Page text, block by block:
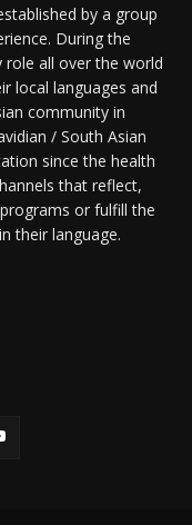
by a group
During the
role all over the world
local languages and
community in
/ South Asian
since the health
that reflect,
or fulfill the
their language.